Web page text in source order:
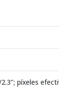
píxeles